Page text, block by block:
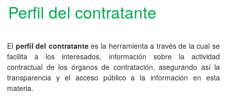
Perfil del contratante
El perfil del contratantees la herramienta a través de la cual se
facilita a los interesados, información sobre la actividad
contractual de los órganos de contratación, asegurando así la
transparencia y el acceso público a la información en esta
materia.